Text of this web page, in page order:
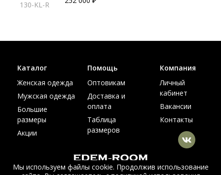
130-KL-R
Каталог
Женская одежда
Мужская одежда
Большие
размеры
Акции
Помощь
Оптовикам
Доставка и
оплата
Таблица
размеров
Компания
Личный
кабинет
Вакансии
Контакты
Мы используем файлы cookie. Продолжив использование